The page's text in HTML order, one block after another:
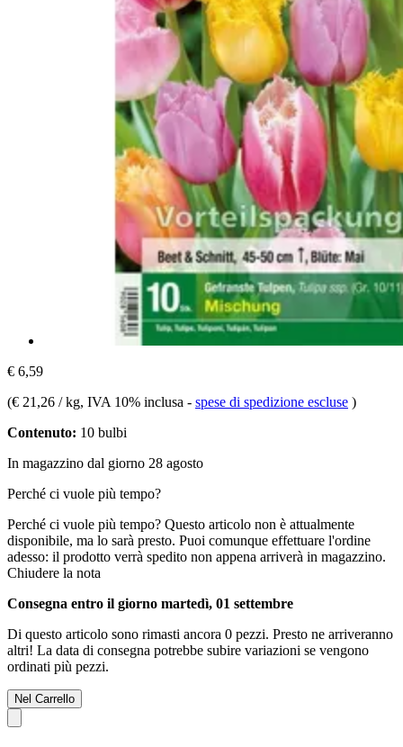
€ 6,59
(€ 21,26 / kg, IVA 10% inclusa - spese di spedizione escluse )
Contenuto: 10 bulbi
In magazzino dal giorno 28 agosto
Perché ci vuole più tempo?
Perché ci vuole più tempo? Questo articolo non è attualmente
disponibile, ma lo sarà presto. Puoi comunque effettuare l'ordine
adesso: il prodotto verrà spedito non appena arriverà in magazzino.
Chiudere la nota
Consegna entro il giorno martedì, 01 settembre
Di questo articolo sono rimasti ancora 0 pezzi. Presto ne arriveranno
altri! La data di consegna potrebbe subire variazioni se vengono
ordinati più pezzi.
Nel Carrello